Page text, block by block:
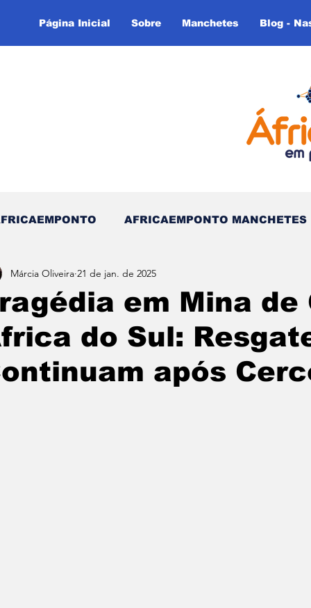
Página Inicial Sobre Manchetes Blog -
AFRICAEMPONTO MANCHETES
do Tempo - (Blog) Nas linhas do Tempo (Blog -
em Mina de
do Sul:
após
Márcia Oliveira 21 de jan. de 2025